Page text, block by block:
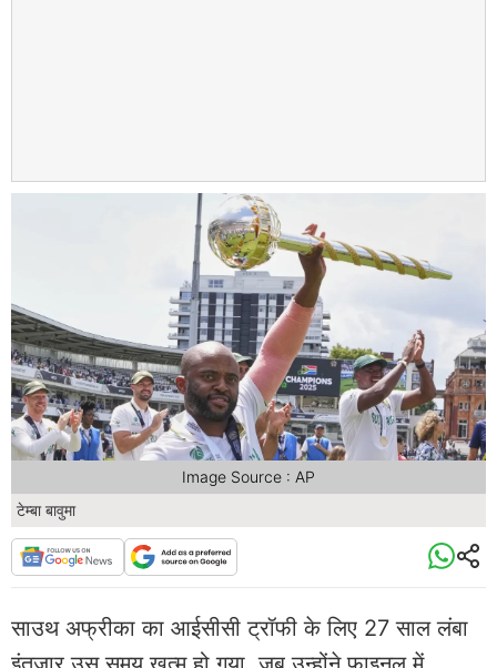
टेम्बा बावुमा
Image Source : AP
साउथ अफ्रीका का आईसीसी ट्रॉफी के लिए 27 साल लंबा